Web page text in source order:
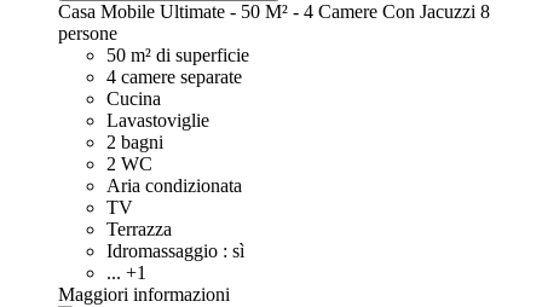
Casa Mobile Ultimate - 50 M² - 4 Camere Con Jacuzzi 8
persone
50 m² di superficie
4 camere separate
Cucina
Lavastoviglie
2 bagni
2 WC
Aria condizionata
TV
Terrazza
Idromassaggio : sì
... +1
Maggiori informazioni